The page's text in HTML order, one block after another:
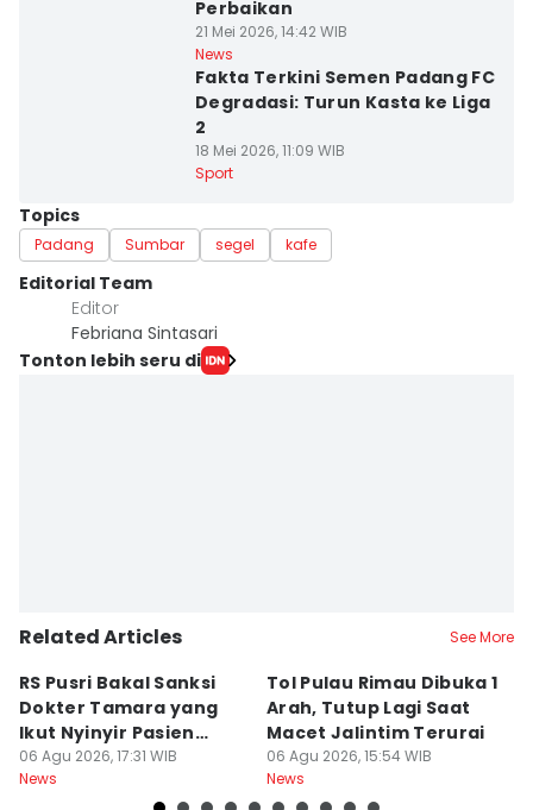
Perbaikan
21 Mei 2026, 14:42 WIB
News
Fakta Terkini Semen Padang FC
Degradasi: Turun Kasta ke Liga
2
18 Mei 2026, 11:09 WIB
Sport
Topics
Padang Sumbar segel kafe
Editorial Team
Editor
Febriana Sintasari
Tonton lebih seru di
Related Articles See More
RS Pusri Bakal Sanksi
Dokter Tamara yang
Ikut Nyinyir Pasien
Yurizal
06 Agu 2026, 17:31 WIB
News
Tol Pulau Rimau Dibuka 1
Arah, Tutup Lagi Saat
Macet Jalintim Terurai
06 Agu 2026, 15:54 WIB
News